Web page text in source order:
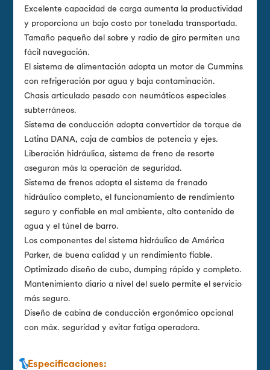
Excelente capacidad de carga aumenta la productividad
y proporciona un bajo costo por tonelada transportada.
Tamaño pequeño del sobre y radio de giro permiten una
fácil navegación.
El sistema de alimentación adopta un motor de Cummins
con refrigeración por agua y baja contaminación.
Chasis articulado pesado con neumáticos especiales
subterráneos.
Sistema de conducción adopta convertidor de torque de
Latina DANA, caja de cambios de potencia y ejes.
Liberación hidráulica, sistema de freno de resorte
aseguran más la operación de seguridad.
Sistema de frenos adopta el sistema de frenado
hidráulico completo, el funcionamiento de rendimiento
seguro y confiable en mal ambiente, alto contenido de
agua y el túnel de barro.
Los componentes del sistema hidráulico de América
Parker, de buena calidad y un rendimiento fiable.
Optimizado diseño de cubo, dumping rápido y completo.
Mantenimiento diario a nivel del suelo permite el servicio
más seguro.
Diseño de cabina de conducción ergonómico opcional
con máx. seguridad y evitar fatiga operadora.
Especificaciones: